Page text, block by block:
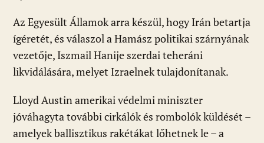
Az Egyesült Államok arra készül, hogy Irán betartja
ígéretét, és válaszol a Hamász politikai szárnyának
vezetője, Iszmail Hanije szerdai teheráni
likvidálására, melyet Izraelnek tulajdonítanak.
Lloyd Austin amerikai védelmi miniszter
jóváhagyta további cirkálók és rombolók küldését –
amelyek ballisztikus rakétákat lőhetnek le – a